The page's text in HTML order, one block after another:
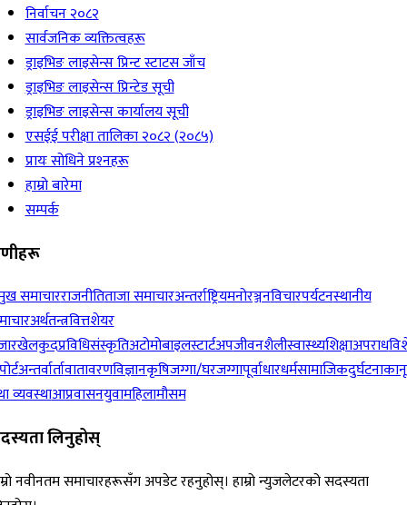
निर्वाचन २०८२
सार्वजनिक व्यक्तित्वहरू
ड्राइभिङ लाइसेन्स प्रिन्ट स्टाटस जाँच
ड्राइभिङ लाइसेन्स प्रिन्टेड सूची
ड्राइभिङ लाइसेन्स कार्यालय सूची
एसईई परीक्षा तालिका २०८२ (२०८५)
प्रायः सोधिने प्रश्‍नहरू
हाम्रो बारेमा
सम्पर्क
समाचारराजनीतिताजा समाचारअन्तर्राष्ट्रियमनोरञ्जनविचारपर्यटनस्थानीय
अर्थतन्त्रवित्तशेयर
खेलकुदप्रविधिसंस्कृतिअटोमोबाइलस्टार्टअपजीवनशैलीस्वास्थ्यशिक्षाअपराध
अन्तर्वार्तावातावरणविज्ञानकृषिजग्गा/घरजग्गापूर्वाधारधर्मसामाजिकदुर्घटना
व्यवस्थाआप्रवासनयुवामहिलामौसम
लिनुहोस्
नवीनतम समाचारहरूसँग अपडेट रहनुहोस्। हाम्रो न्युजलेटरको सदस्यता